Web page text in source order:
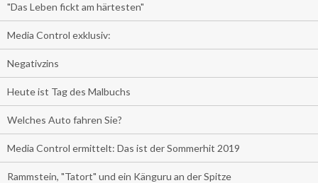
"Das Leben fickt am härtesten"
Media Control exklusiv:
Negativzins
Heute ist Tag des Malbuchs
Welches Auto fahren Sie?
Media Control ermittelt: Das ist der Sommerhit 2019
Rammstein, "Tatort" und ein Känguru an der Spitze